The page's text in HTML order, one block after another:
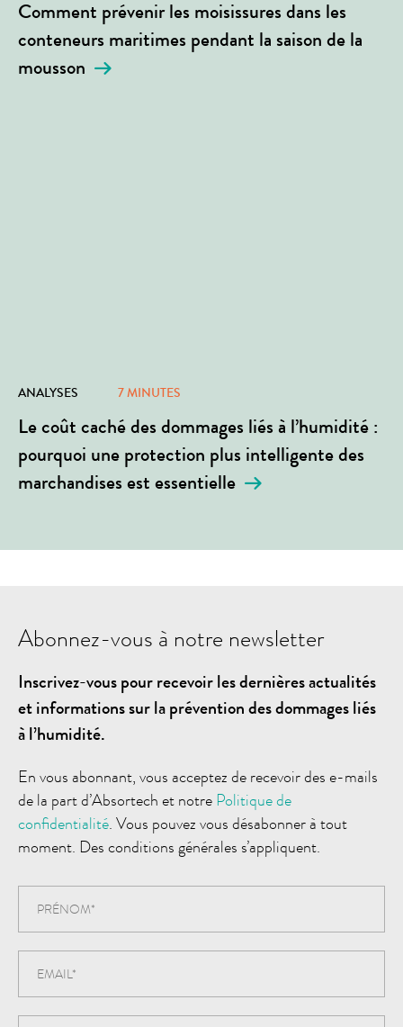
Comment prévenir les moisissures dans les
conteneurs maritimes pendant la saison de la
mousson
ANALYSES 7 MINUTES
Le coût caché des dommages liés à l’humidité :
pourquoi une protection plus intelligente des
marchandises est essentielle
Abonnez-vous à notre newsletter
Inscrivez-vous pour recevoir les dernières actualités
et informations sur la prévention des dommages liés
à l’humidité.
En vous abonnant, vous acceptez de recevoir des e-mails
de la part d’Absortech et notre Politique de
confidentialité. Vous pouvez vous désabonner à tout
moment. Des conditions générales s’appliquent.